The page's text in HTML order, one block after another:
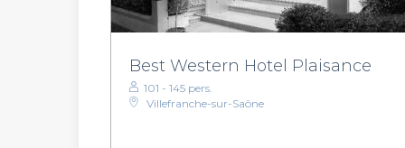
Best Western Hotel Plaisance
101 - 145 pers.
Villefranche-sur-Saône